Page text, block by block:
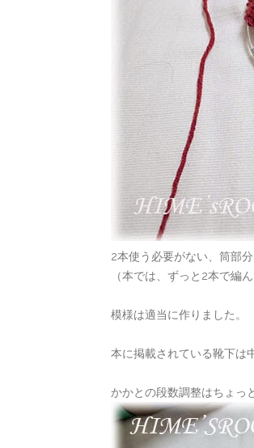
2本使う必要がない、筒部分
（本では、ずっと2本で編ん
模様は適当に作りました。
本に掲載されている靴下は
かかとの段数調整はちょっ